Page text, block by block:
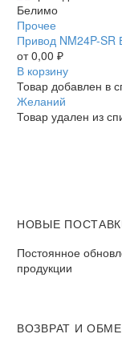
Привод
NM24P-
SR
Белимо
Прочее
Привод NM24P-SR
от0,00 ₽
В корзину
Товар добавлен в
Желаний
Товар удален из
НОВЫЕ
Постоянное
продукции
ВОЗВРАТ И